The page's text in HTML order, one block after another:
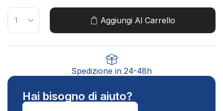
Aggiungi Al Carrello
Spedizione in 24-48h
Hai bisogno di aiuto?